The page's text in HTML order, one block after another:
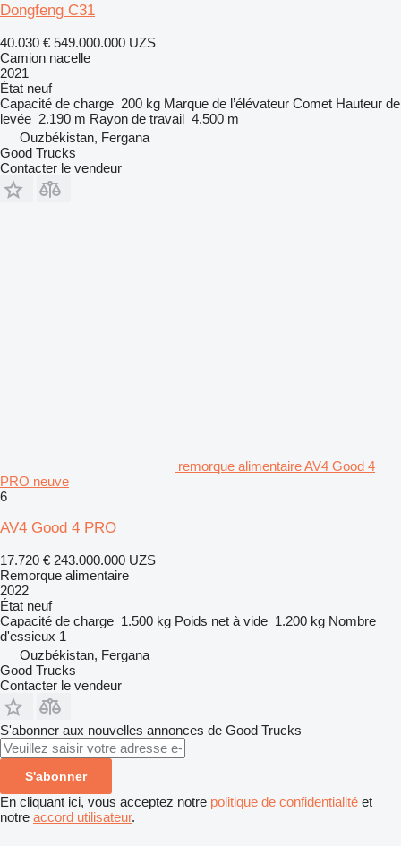
Dongfeng C31
40.030 € 549.000.000 UZS
Camion nacelle
2021
État neuf
Capacité de charge 200 kg Marque de l’élévateur Comet Hauteur de
levée 2.190 m Rayon de travail 4.500 m
Ouzbékistan, Fergana
Good Trucks
Contacter le vendeur
remorque alimentaire AV4 Good 4
PRO neuve
6
AV4 Good 4 PRO
17.720 € 243.000.000 UZS
Remorque alimentaire
2022
État neuf
Capacité de charge 1.500 kg Poids net à vide 1.200 kg Nombre
d'essieux 1
Ouzbékistan, Fergana
Good Trucks
Contacter le vendeur
S'abonner aux nouvelles annonces de Good Trucks
S'abonner
En cliquant ici, vous acceptez notre politique de confidentialité et
notre accord utilisateur.